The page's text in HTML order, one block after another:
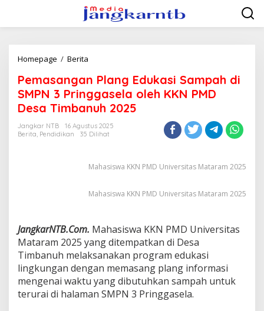
konten
Homepage / Berita
Edukasi
Sampah
di
SMPN
3
Pringgasela
PMD
2025
Pemasangan Plang Edukasi Sampah di
SMPN 3 Pringgasela oleh KKN PMD
Desa Timbanuh 2025
Jangkar NTB
16 Agustus 2025
Berita, Pendidikan 35 Dilihat
Mahasiswa KKN PMD Universitas Mataram 2025
Mahasiswa KKN PMD Universitas Mataram 2025
JangkarNTB.Com. Mahasiswa KKN PMD Universitas
Mataram 2025 yang ditempatkan di Desa
Timbanuh melaksanakan program edukasi
lingkungan dengan memasang plang informasi
mengenai waktu yang dibutuhkan sampah untuk
terurai di halaman SMPN 3 Pringgasela.